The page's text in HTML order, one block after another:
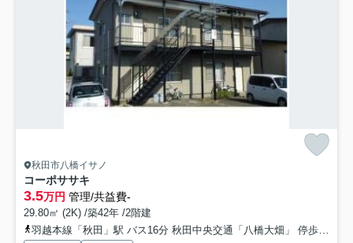
秋田市八橋イサノ
コーポササキ
3.5万円 管理/共益費-
29.80㎡ (2K) /築42年 /2階建
羽越本線「秋田」駅 バス16分 秋田中央交通「八橋大畑」 停歩9分